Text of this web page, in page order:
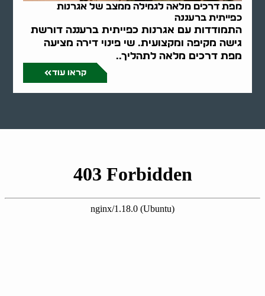
מפת דרכים מלאה לגמילה ממצב של אגרנות
כפייתית ברעננה
התמודדות עם אגרנות כפייתית ברעננה דורשת
גישה מקיפה ומקצועית. שי פינוי דירה מציעה
מפת דרכים מלאה לתהליך..
קראו עוד